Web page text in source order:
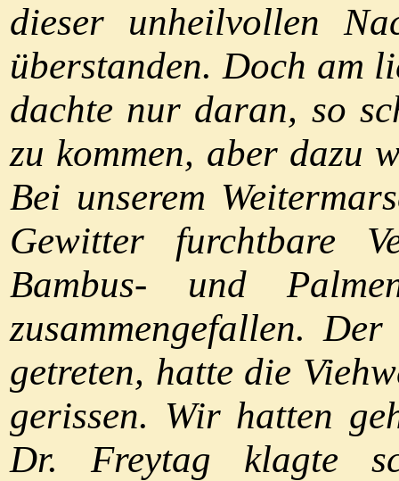
dieser unheilvollen
überstanden. Doch am
dachte nur daran, so
zu kommen, aber dazu
Bei unserem
Gewitter furchtbare
Bambus- und
zusammengefallen.
getreten, hatte die
gerissen. Wir hatten
Dr. Freytag klagte